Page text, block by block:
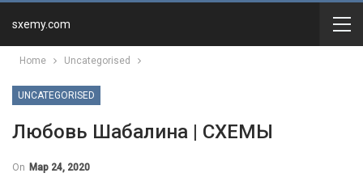
sxemy.com
Home Uncategorised
UNCATEGORISED
Любовь Шабалина | СХЕМЫ
On Мар 24, 2020